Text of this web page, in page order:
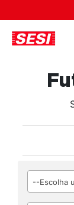
--Escolha